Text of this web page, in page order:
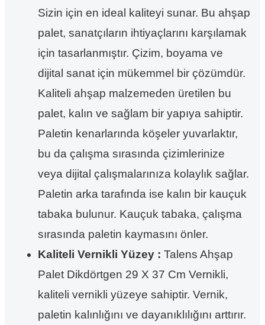
Sizin için en ideal kaliteyi sunar. Bu ahşap
palet, sanatçıların ihtiyaçlarını karşılamak
için tasarlanmıştır. Çizim, boyama ve
dijital sanat için mükemmel bir çözümdür.
Kaliteli ahşap malzemeden üretilen bu
palet, kalın ve sağlam bir yapıya sahiptir.
Paletin kenarlarında köşeler yuvarlaktır,
bu da çalışma sırasında çizimlerinize
veya dijital çalışmalarınıza kolaylık sağlar.
Paletin arka tarafında ise kalın bir kauçuk
tabaka bulunur. Kauçuk tabaka, çalışma
sırasında paletin kaymasını önler.
Kaliteli Vernikli Yüzey : Talens Ahşap
Palet Dikdörtgen 29 X 37 Cm Vernikli,
kaliteli vernikli yüzeye sahiptir. Vernik,
paletin kalınlığını ve dayanıklılığını arttırır.